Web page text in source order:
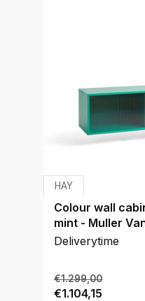
HAY
Colour wall
mint - Muller
Deliverytime
€1.299,00
€1.104,15